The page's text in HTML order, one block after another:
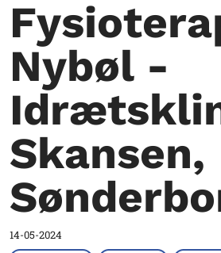
Nybøl -
Skansen,
14-05-2024